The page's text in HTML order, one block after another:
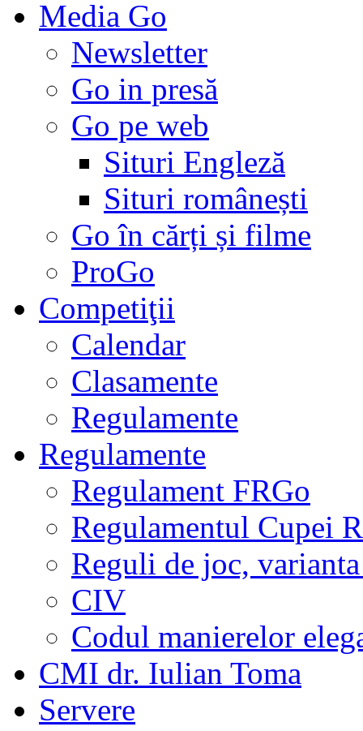
Media Go
Newsletter
Go in presă
Go pe web
Situri Engleză
Situri românești
Go în cărți și filme
ProGo
Competiţii
Calendar
Clasamente
Regulamente
Regulamente
Regulament FRGo
Regulamentul Cupei
Reguli de joc,
CIV
Codul manierelor
CMI dr. Iulian Toma
Servere